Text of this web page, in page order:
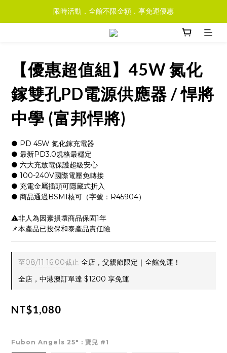
限時活動．全館不限金額．享免運優惠
【優惠超值組】45W 氮化
鎵雙孔PD電源供應器 / 悍將
中學 (富邦悍將)
● PD 45W 氮化鎵充電器
● 最新PD3.0規格最穩定
● 六大充放電保護超級安心
● 100-240V國際電壓免轉接
● 充電金屬插頭可隱藏式折入
● 商品通過BSMI核可（字號：R45904）
⚠️非人為因素損壞商品保固1年
📌本產品已投保和泰產品責任險
至08/11 16:00截止 全店，父親節限定｜全館免運！
全店，中港澳訂單達 $1200 享免運
NT$1,080
Fubon Angels 25" : 寶兒 #1